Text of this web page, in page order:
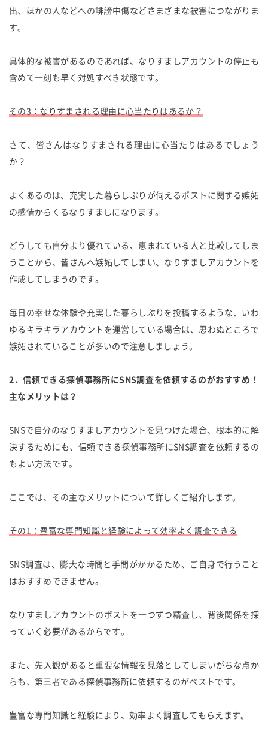
出、ほかの人などへの誹謗中傷などさまざまな被害につながりま
す。
具体的な被害があるのであれば、なりすましアカウントの停止も
含めて一刻も早く対処すべき状態です。
その3：なりすまされる理由に心当たりはあるか？
さて、皆さんはなりすまされる理由に心当たりはあるでしょう
か？
よくあるのは、充実した暮らしぶりが伺えるポストに関する嫉妬
の感情からくるなりすましになります。
どうしても自分より優れている、恵まれている人と比較してしま
うことから、皆さんへ嫉妬してしまい、なりすましアカウントを
作成してしまうのです。
毎日の幸せな体験や充実した暮らしぶりを投稿するような、いわ
ゆるキラキラアカウントを運営している場合は、思わぬところで
嫉妬されていることが多いので注意しましょう。
2．信頼できる探偵事務所にSNS調査を依頼するのがおすすめ！
主なメリットは？
SNSで自分のなりすましアカウントを見つけた場合、根本的に解
決するためにも、信頼できる探偵事務所にSNS調査を依頼するの
もよい方法です。
ここでは、その主なメリットについて詳しくご紹介します。
その1：豊富な専門知識と経験によって効率よく調査できる
SNS調査は、膨大な時間と手間がかかるため、ご自身で行うこと
はおすすめできません。
なりすましアカウントのポストを一つずつ精査し、背後関係を探
っていく必要があるからです。
また、先入観があると重要な情報を見落としてしまいがちな点か
らも、第三者である探偵事務所に依頼するのがベストです。
豊富な専門知識と経験により、効率よく調査してもらえます。